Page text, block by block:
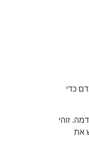
לכל אדם כדי
באדמה. זוהי
להרגיש את